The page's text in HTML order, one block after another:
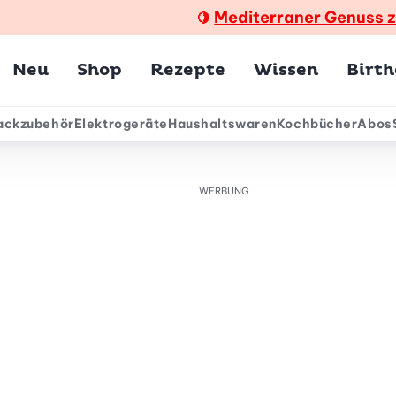
🍋 Mediterraner Genuss
Neu Shop Rezepte Wissen
ElektrogeräteHaushaltswarenKochbücherAbos
WERBUNG